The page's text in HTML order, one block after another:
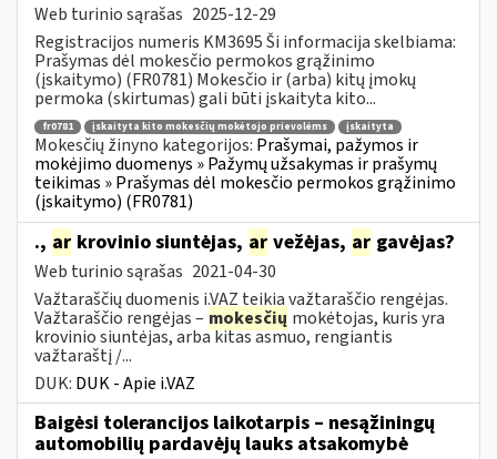
Web turinio sąrašas 2025-12-29
Registracijos numeris KM3695 Ši informacija skelbiama:
Prašymas dėl mokesčio permokos grąžinimo
(įskaitymo) (FR0781) Mokesčio ir (arba) kitų įmokų
permoka (skirtumas) gali būti įskaityta kito...
fr0781 įskaityta kito mokesčių mokėtojo prievolėms įskaityta
Mokesčių žinyno kategorijos: Prašymai, pažymos ir
mokėjimo duomenys » Pažymų užsakymas ir prašymų
teikimas » Prašymas dėl mokesčio permokos grąžinimo
(įskaitymo) (FR0781)
., ar krovinio siuntėjas, ar vežėjas, ar gavėjas?
Web turinio sąrašas 2021-04-30
Važtaraščių duomenis i.VAZ teikia važtaraščio rengėjas.
Važtaraščio rengėjas – mokesčių mokėtojas, kuris yra
krovinio siuntėjas, arba kitas asmuo, rengiantis
važtaraštį /...
DUK: DUK - Apie i.VAZ
Baigėsi tolerancijos laikotarpis – nesąžiningų
automobilių pardavėjų lauks atsakomybė